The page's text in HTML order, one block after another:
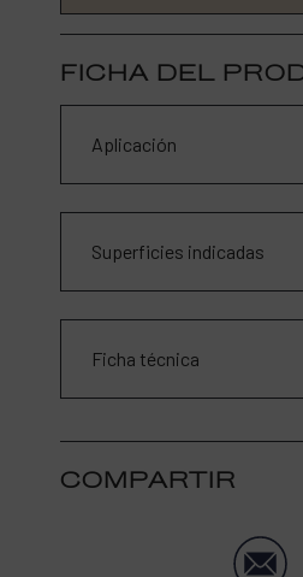
FICHA DEL
Aplicación
Superficies indicadas
Ficha técnica
COMPARTIR